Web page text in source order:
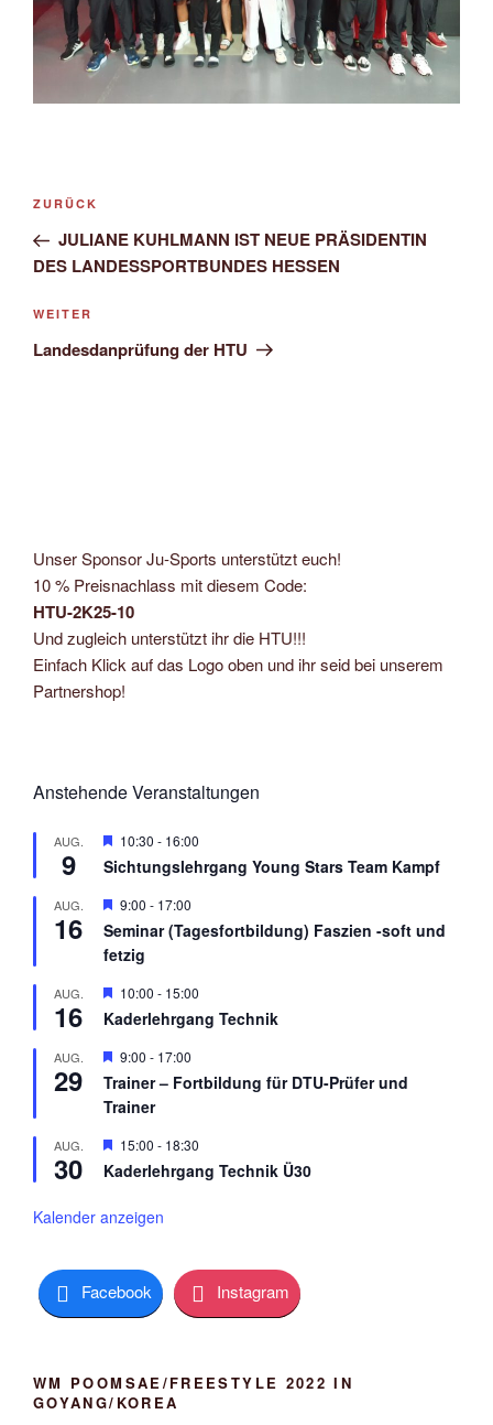
Beitragsnavigation
Vorheriger
Beitrag
ZURÜCK
JULIANE KUHLMANN IST NEUE PRÄSIDENTIN
DES LANDESSPORTBUNDES HESSEN
Nächster
Beitrag
WEITER
Landesdanprüfung der HTU
Unser Sponsor Ju-Sports unterstützt euch!
10 % Preisnachlass mit diesem Code:
HTU-2K25-10
Und zugleich unterstützt ihr die HTU!!!
Einfach Klick auf das Logo oben und ihr seid bei unserem
Partnershop!
Anstehende Veranstaltungen
AUG.
9
H
r
o
r
e
o
b
n
10:30 - 16:00
Sichtungslehrgang Young Stars Team Kampf
AUG.
16
H
r
v
r
e
o
b
n
9:00 - 17:00
Seminar (Tagesfortbildung) Faszien -soft und
fetzig
AUG.
16
H
r
o
r
e
o
b
10:00 - 15:00
Kaderlehrgang Technik
AUG.
29
H
r
v
r
e
o
n
9:00 - 17:00
Trainer – Fortbildung für DTU-Prüfer und
Trainer
AUG.
30
H
r
o
e
o
b
15:00 - 18:30
Kaderlehrgang Technik Ü30
Kalender anzeigen
Facebook Instagram
WM POOMSAE/FREESTYLE 2022 IN
GOYANG/KOREA